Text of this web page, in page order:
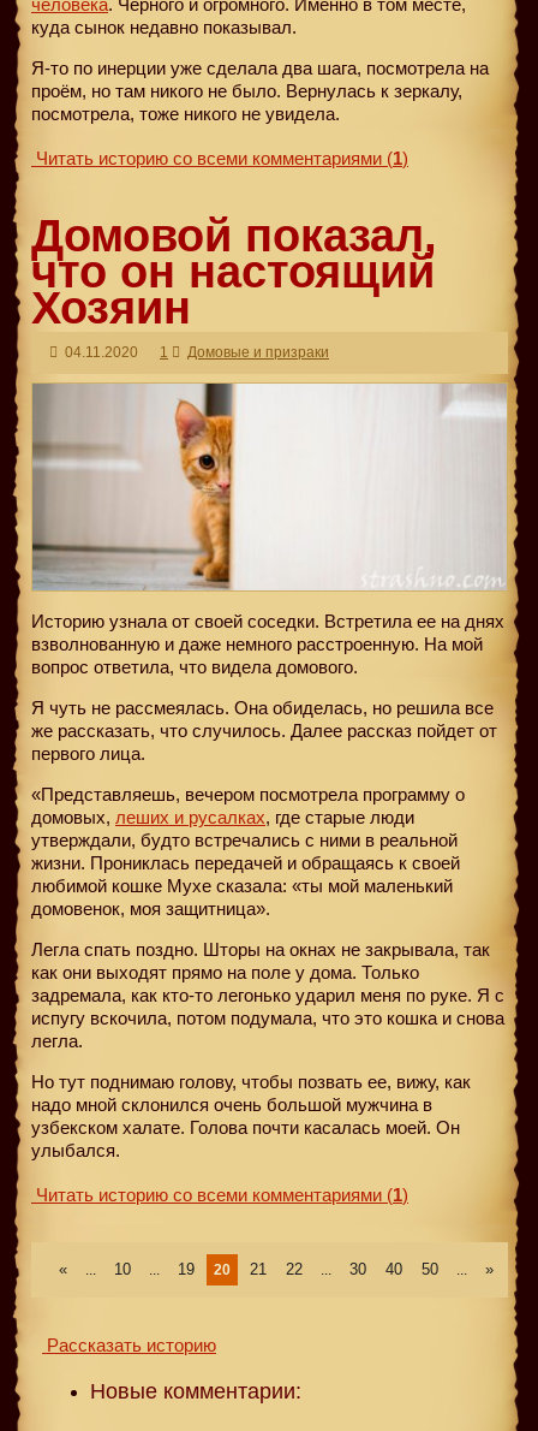
человека. Чёрного и огромного. Именно в том месте,
куда сынок недавно показывал.
Я-то по инерции уже сделала два шага, посмотрела на
проём, но там никого не было. Вернулась к зеркалу,
посмотрела, тоже никого не увидела.
Читать историю со всеми комментариями (1)
Домовой показал,
что он настоящий
Хозяин
04.11.2020 1 Домовые и призраки
Историю узнала от своей соседки. Встретила ее на днях
взволнованную и даже немного расстроенную. На мой
вопрос ответила, что видела домового.
Я чуть не рассмеялась. Она обиделась, но решила все
же рассказать, что случилось. Далее рассказ пойдет от
первого лица.
«Представляешь, вечером посмотрела программу о
домовых, леших и русалках, где старые люди
утверждали, будто встречались с ними в реальной
жизни. Прониклась передачей и обращаясь к своей
любимой кошке Мухе сказала: «ты мой маленький
домовенок, моя защитница».
Легла спать поздно. Шторы на окнах не закрывала, так
как они выходят прямо на поле у дома. Только
задремала, как кто-то легонько ударил меня по руке. Я с
испугу вскочила, потом подумала, что это кошка и снова
легла.
Но тут поднимаю голову, чтобы позвать ее, вижу, как
надо мной склонился очень большой мужчина в
узбекском халате. Голова почти касалась моей. Он
улыбался.
Читать историю со всеми комментариями (1)
« ... 10 ... 19 20 21 22 ... 30 40 50 ... »
Рассказать историю
Новые комментарии: